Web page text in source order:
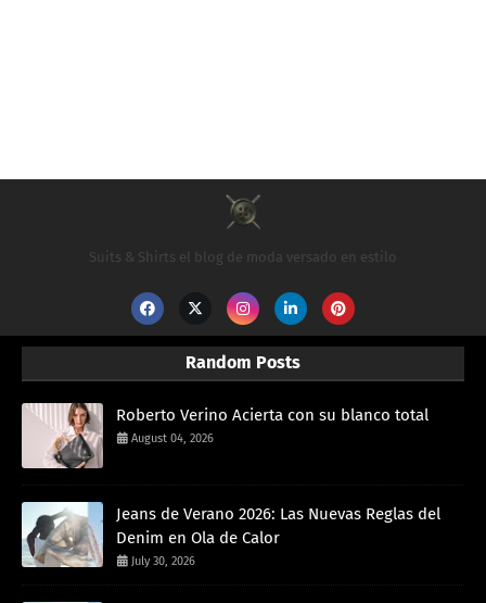
Suits & Shirts el blog de moda versado en estilo
Random Posts
Roberto Verino Acierta con su blanco total
August 04, 2026
Jeans de Verano 2026: Las Nuevas Reglas del
Denim en Ola de Calor
July 30, 2026